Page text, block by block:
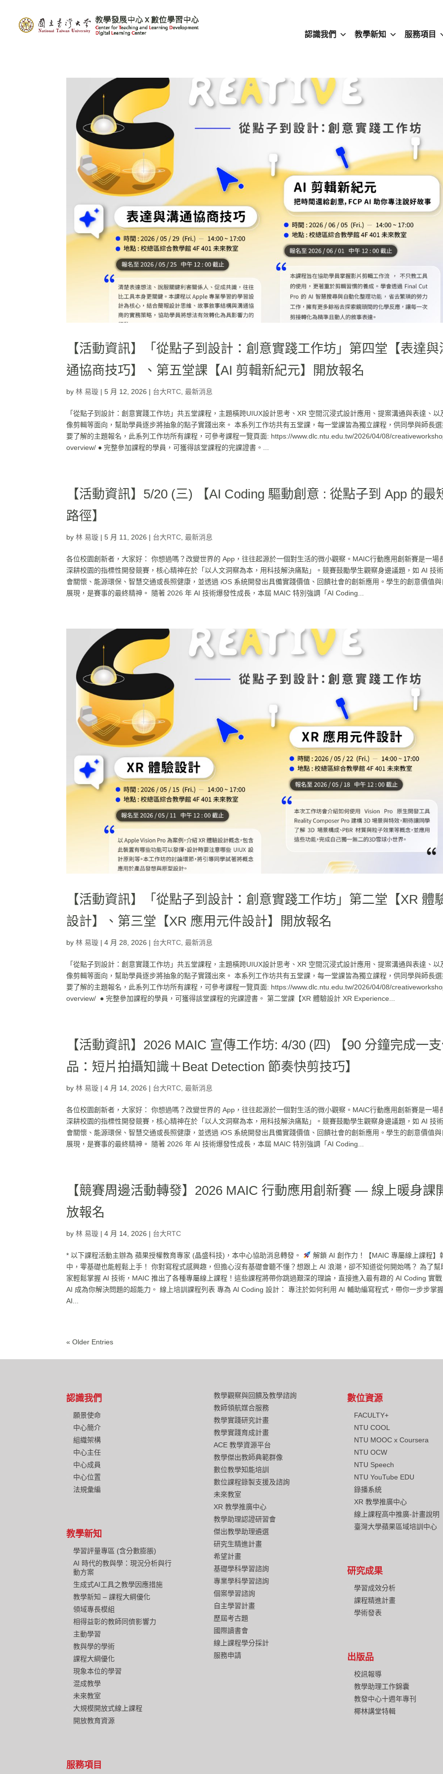
認識我們 教學新知 服務項目
【活動資訊】「從點子到設計：創意實踐工作坊」第四堂【表達與
通協商技巧】、第五堂課【AI 剪輯新紀元】開放報名
by林 易璇 |5 月 12, 2026 | 台大RTC ,最新消息
「從點子到設計：創意實踐工作坊」共五堂課程，主題橫跨UIUX設計思考、XR 空間沉浸式設計應用、提案溝通與表達、以
像剪輯等面向，幫助學員逐步將抽象的點子實踐出來。 本系列工作坊共有五堂課，每一堂課皆為獨立課程，供同學與師長選
要了解的主題報名，此系列工作坊所有課程，可參考課程一覽頁面: https://www.dlc.ntu.edu.tw/2026/04/08/
overview/ ● 完整參加課程的學員，可獲得該堂課程的完課證書。...
【活動資訊】5/20 (三) 【AI Coding 驅動創意 : 從點子到 App 的最
路徑】
by林 易璇 |5 月 11, 2026 | 台大RTC ,最新消息
各位校園創新者，大家好： 你想過嗎？改變世界的 App，往往起源於一個對生活的微小觀察。MAIC行動應用創新賽是一場
深耕校園的指標性開發競賽，核心精神在於「以人文洞察為本，用科技解決痛點」。競賽鼓勵學生觀察身邊議題，如 AI 技
會關懷、能源環保、智慧交通或長照健康，並透過 iOS 系統開發出具備實踐價值、回饋社會的創新應用。學生的創意價值與
展現，是賽事的最終精神。 隨著 2026 年 AI 技術爆發性成長，本屆 MAIC 特別強調「AI Coding...
【活動資訊】「從點子到設計：創意實踐工作坊」第二堂【XR 體
設計】、第三堂【XR 應用元件設計】開放報名
by林 易璇 |4 月 28, 2026 | 台大RTC ,最新消息
「從點子到設計：創意實踐工作坊」共五堂課程，主題橫跨UIUX設計思考、XR 空間沉浸式設計應用、提案溝通與表達、以
像剪輯等面向，幫助學員逐步將抽象的點子實踐出來。 本系列工作坊共有五堂課，每一堂課皆為獨立課程，供同學與師長選
要了解的主題報名，此系列工作坊所有課程，可參考課程一覽頁面: https://www.dlc.ntu.edu.tw/2026/04/08/
overview/ ● 完整參加課程的學員，可獲得該堂課程的完課證書。 第二堂課【XR 體驗設計 XR Experience...
【活動資訊】2026 MAIC 宣傳工作坊: 4/30 (四) 【90 分鐘完成一
品：短片拍攝知識＋Beat Detection 節奏快剪技巧】
by林 易璇 |4 月 14, 2026 | 台大RTC ,最新消息
各位校園創新者，大家好： 你想過嗎？改變世界的 App，往往起源於一個對生活的微小觀察。MAIC行動應用創新賽是一場
深耕校園的指標性開發競賽，核心精神在於「以人文洞察為本，用科技解決痛點」。競賽鼓勵學生觀察身邊議題，如 AI 技
會關懷、能源環保、智慧交通或長照健康，並透過 iOS 系統開發出具備實踐價值、回饋社會的創新應用。學生的創意價值與
展現，是賽事的最終精神。 隨著 2026 年 AI 技術爆發性成長，本屆 MAIC 特別強調「AI Coding...
【競賽周邊活動轉發】2026 MAIC 行動應用創新賽 — 線上暖身課
放報名
by林 易璇 |4 月 14, 2026 | 台大RTC
* 以下課程活動主辦為 蘋果授權教育專家 (晶盛科技)，本中心協助消息轉發。
解鎖 AI 創作力！【MAIC 專屬線上課程】
中，零基礎也能輕鬆上手！ 你對寫程式感興趣，但擔心沒有基礎會聽不懂？想跟上 AI 浪潮，卻不知道從何開始嗎？ 為了幫
家輕鬆掌握 AI 技術，MAIC 推出了各種專屬線上課程！這些課程將帶你跳過艱深的理論，直接進入最有趣的 AI Coding 實
AI 成為你解決問題的超能力。 線上培訓課程列表 專為 AI Coding 設計： 專注於如何利用 AI 輔助編寫程式，帶你一步步掌握
AI...
« Older Entries
認識我們
願景使命
中心簡介
組織架構
中心主任
中心成員
中心位置
法規彙編
教學新知
學習評量專區 (含分數膨脹)
AI 時代的教與學：現況分析與行
動方案
生成式AI工具之教學因應措施
教學新知 – 課程大綱優化
領域專長模組
相得益彰的教師同儕影響力
主動學習
教與學的學術
課程大綱優化
現象本位的學習
混成教學
未來教室
大規模開放式線上課程
開放教育資源
服務項目
教學觀察與回饋及教學諮詢
教師領航媒合服務
教學實踐研究計畫
教學實踐育成計畫
ACE 教學資源平台
教學傑出教師典範群像
數位教學知能培訓
數位課程錄製支援及諮詢
未來教室
XR 教學推廣中心
教學助理認證研習會
傑出教學助理遴選
研究生精進計畫
希望計畫
基礎學科學習諮詢
專業學科學習諮詢
個案學習諮詢
自主學習計畫
歷屆考古題
國際讀書會
線上課程學分採計
服務申請
數位資源
FACULTY+
NTU COOL
NTU MOOC x Coursera
NTU OCW
NTU Speech
NTU YouTube EDU
錄播系統
XR 教學推廣中心
線上課程高中推廣-計畫說明
臺灣大學蘋果區域培訓中心
研究成果
學習成效分析
課程精進計畫
學術發表
出版品
校訊報導
教學助理工作錦囊
教發中心十週年專刊
椰林講堂特輯